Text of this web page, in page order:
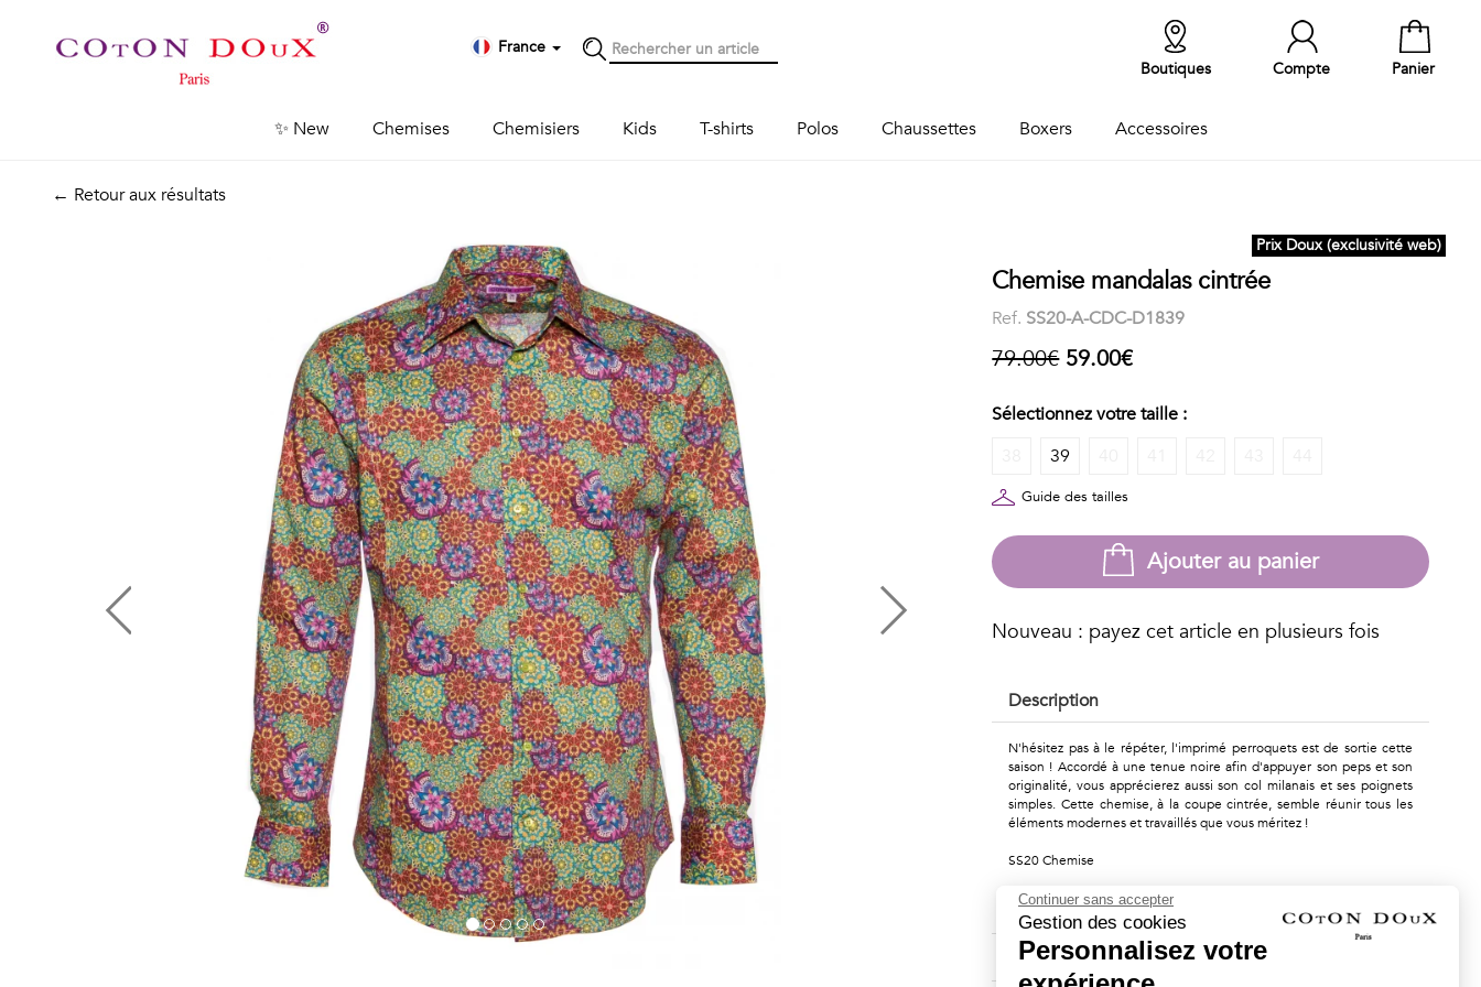
France
Panier
Compte
Boutiques
✨ New Chemises Chemisiers Kids T-shirts Polos Chaussettes Boxers Accessoires
← Retour aux résultats
Prix Doux (exclusivité web)
Chemise mandalas cintrée
Ref. SS20-A-CDC-D1839
79.00€ 59.00€
Sélectionnez votre taille :
39
Guide des tailles
Ajouter au panier
Nouveau : payez cet article en plusieurs fois
Description
N'hésitez pas à le répéter, l'imprimé perroquets est de sortie cette
saison ! Accordé à une tenue noire afin d'appuyer son peps et son
originalité, vous apprécierez aussi son col milanais et ses poignets
simples. Cette chemise, à la coupe cintrée, semble réunir tous les
éléments modernes et travaillés que vous méritez !
SS20 Chemise
Composition & Entretien
Livraison & Retours
Continuer sans accepter
Gestion des cookies
Personnalisez votre